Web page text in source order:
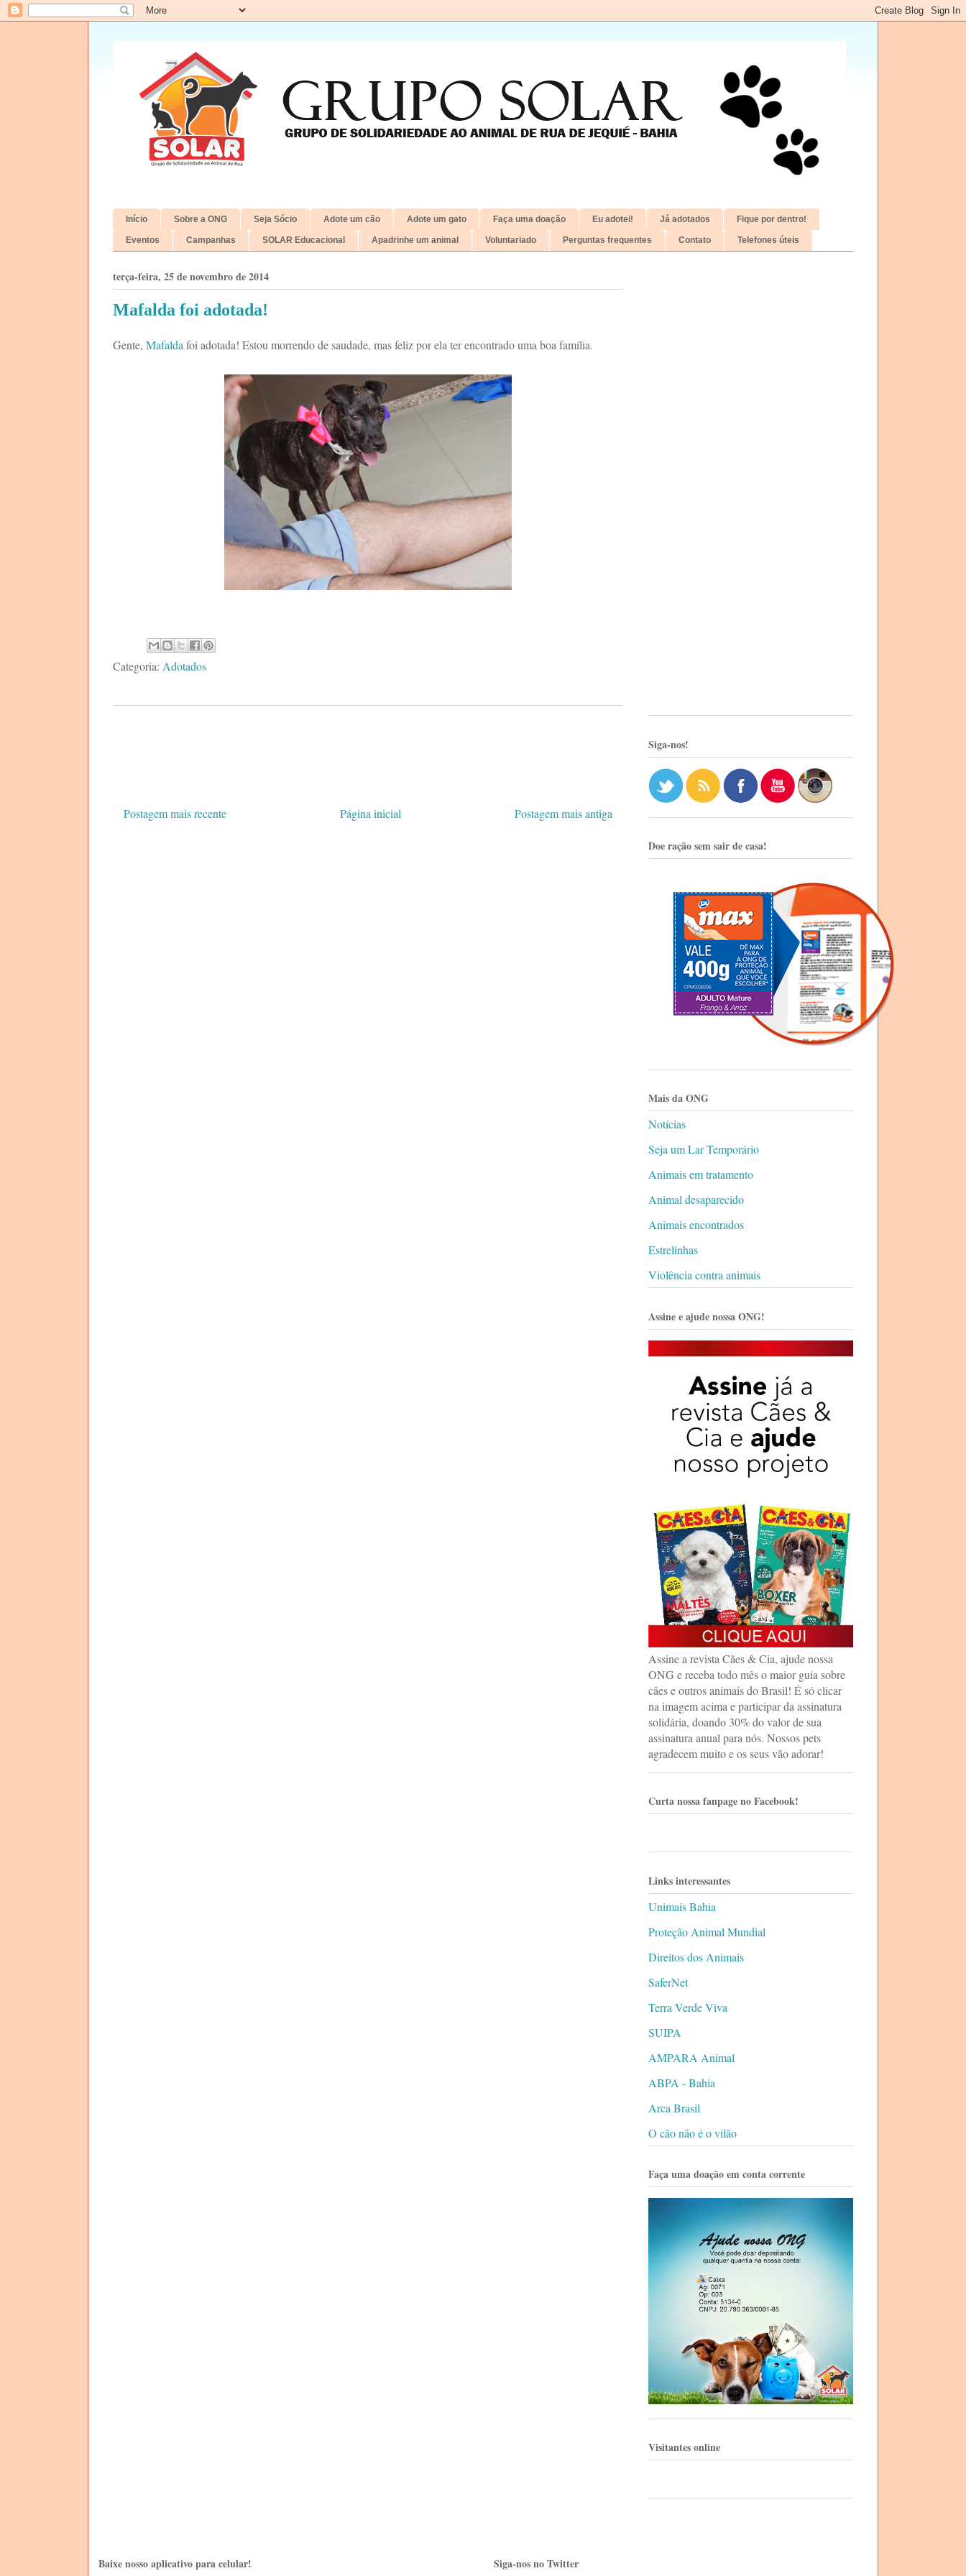
Início Sobre a ONG Seja Sócio Adote um cão Adote um gato Faça uma doação Eu adotei! Já adotados Fique por dentro!
Eventos Campanhas SOLAR Educacional Apadrinhe um animal Voluntariado Perguntas frequentes Contato Telefones úteis
terça-feira, 25 de novembro de 2014
Mafalda foi adotada!
Gente, Mafalda foi adotada! Estou morrendo de saudade, mas feliz por ela ter encontrado uma boa família.
Categoria: Adotados
Postagem mais recente Postagem mais antiga
Página inicial
Siga-nos!
Doe ração sem sair de casa!
Mais da ONG
Notícias
Seja um Lar Temporário
Animais em tratamento
Animal desaparecido
Animais encontrados
Estrelinhas
Violência contra animais
Assine e ajude nossa ONG!
Assine a revista Cães & Cia, ajude nossa
ONG e receba todo mês o maior guia sobre
cães e outros animais do Brasil! É só clicar
na imagem acima e participar da assinatura
solidária, doando 30% do valor de sua
assinatura anual para nós. Nossos pets
agradecem muito e os seus vão adorar!
Curta nossa fanpage no Facebook!
Links interessantes
Unimais Bahia
Proteção Animal Mundial
Direitos dos Animais
SaferNet
Terra Verde Viva
SUIPA
AMPARA Animal
ABPA - Bahia
Arca Brasil
O cão não é o vilão
Faça uma doação em conta corrente
Visitantes online
Baixe nosso aplicativo para celular! Siga-nos no Twitter